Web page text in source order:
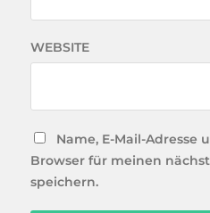
WEBSITE
Name, E-Mail-Adresse
Browser für meinen
speichern.